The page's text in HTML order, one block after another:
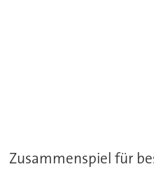
Zusammenspiel für